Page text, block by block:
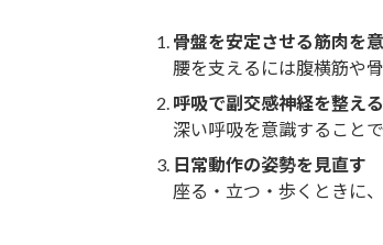
骨盤を安定させる筋肉を
腰を支えるには腹横筋や
呼吸で副交感神経を整える
深い呼吸を意識すること
日常動作の姿勢を見直す
座る・立つ・歩くときに